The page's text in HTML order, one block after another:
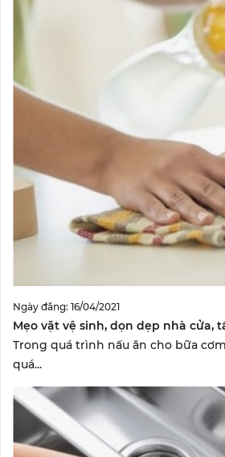
Ngày đăng: 16/04/2021
Mẹo vặt vệ sinh, dọn dẹp nhà cửa,
Trong quá trình nấu ăn cho bữa
quá...